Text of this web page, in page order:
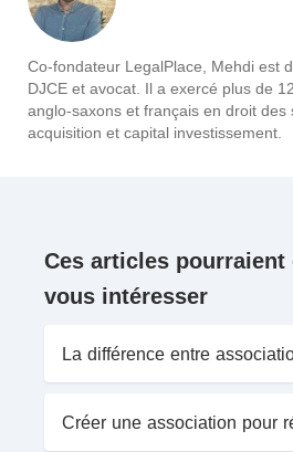
Co-fondateur LegalPlace, Mehdi est
DJCE et avocat. Il a exercé plus de
anglo-saxons et français en droit des
acquisition et capital investissement.
Ces articles pourraient
vous intéresser
La différence entre
Créer une association pour